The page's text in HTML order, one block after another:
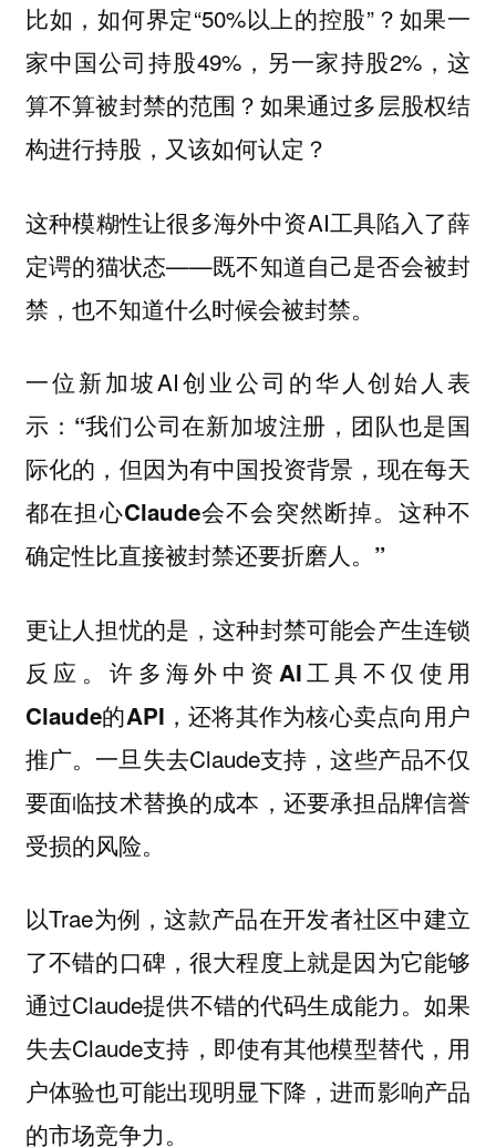
比如，如何界定“50%以上的控股”？如果一
家中国公司持股49%，另一家持股2%，这
算不算被封禁的范围？如果通过多层股权结
构进行持股，又该如何认定？
这种模糊性让很多海外中资AI工具陷入了薛
定谔的猫状态——既不知道自己是否会被封
禁，也不知道什么时候会被封禁。
一位新加坡AI创业公司的华人创始人表
示： “我们公司在新加坡注册，团队也是国
际化的，但因为有中国投资背景，现在每天
都在担心Claude会不会突然断掉。这种不
确定性比直接被封禁还要折磨人。”
更让人担忧的是，这种封禁可能会产生连锁
反应。许多海外中资AI工具不仅使用
Claude的API，还将其作为核心卖点向用户
推广。 一旦失去Claude支持，这些产品不仅
要面临技术替换的成本，还要承担品牌信誉
受损的风险。
以Trae为例，这款产品在开发者社区中建立
了不错的口碑，很大程度上就是因为它能够
通过Claude提供不错的代码生成能力。如果
失去Claude支持，即使有其他模型替代，用
户体验也可能出现明显下降，进而影响产品
的市场竞争力。